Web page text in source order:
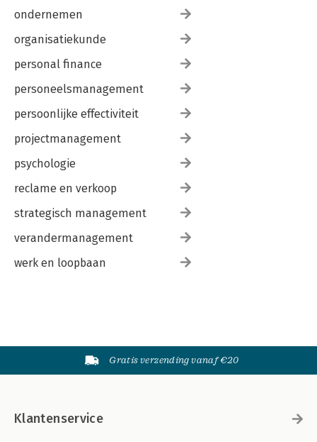
ondernemen
organisatiekunde
personal finance
personeelsmanagement
persoonlijke effectiviteit
projectmanagement
psychologie
reclame en verkoop
strategisch management
verandermanagement
werk en loopbaan
Gratis verzending vanaf €20
Klantenservice